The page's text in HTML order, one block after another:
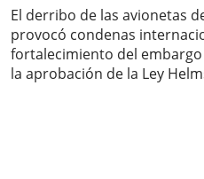
El derribo de las avionetas
provocó condenas
fortalecimiento del
la aprobación de la Ley